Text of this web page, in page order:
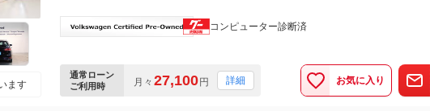
ます
コンピューター診断済
通常ローン
ご利用時
月々 27,100円 詳細 お気に入り